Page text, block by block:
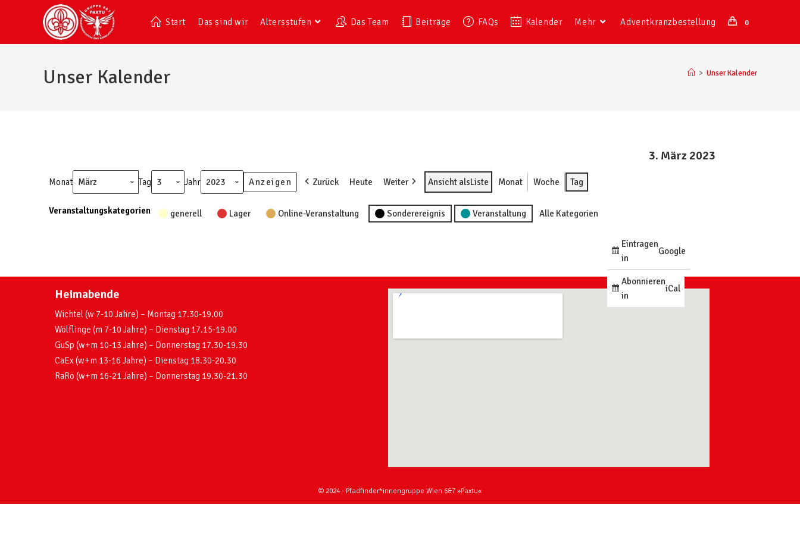
Start Das sind wir Altersstufen Das Team Beiträge FAQs Kalender Mehr Adventkranzbestellung 0
Unser Kalender > Unser Kalender
3. März 2023
Monat Tag Jahr Zurück Heute Weiter Ansicht alsListe Monat Woche Tag
Veranstaltungskategorien generell Lager Online-Veranstaltung Sonderereignis Veranstaltung Alle Kategorien
Eintragen
in
Google
Abonnieren
in
iCal
Heimabende
Wichtel (w 7-10 Jahre) – Montag 17.30-19.00
Wölflinge (m 7-10 Jahre) – Dienstag 17.15-19.00
GuSp (w+m 10-13 Jahre) – Donnerstag 17.30-19.30
CaEx (w+m 13-16 Jahre) – Dienstag 18.30-20.30
RaRo (w+m 16-21 Jahre) – Donnerstag 19.30-21.30
© 2024 - Pfadfinder*innengruppe Wien 6&7 »Paxtu«